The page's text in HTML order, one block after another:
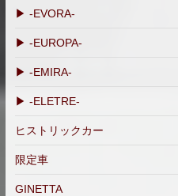
▶ -EVORA-
▶ -EUROPA-
▶ -EMIRA-
▶ -ELETRE-
ヒストリックカー
限定車
GINETTA